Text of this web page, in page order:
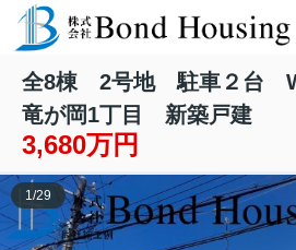
全8棟 2号地 駐車２台
竜が岡1丁目 新築戸建
3,680万円
1/29